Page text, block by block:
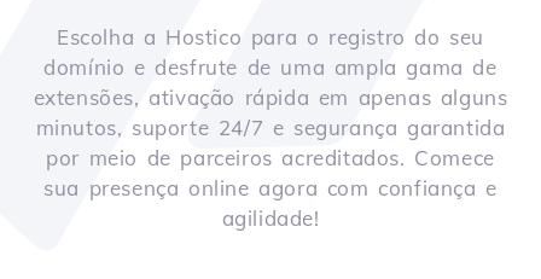
Escolha a Hostico para o registro do seu
domínio e desfrute de uma ampla gama de
extensões, ativação rápida em apenas alguns
minutos, suporte 24/7 e segurança garantida
por meio de parceiros acreditados. Comece
sua presença online agora com confiança e
agilidade!